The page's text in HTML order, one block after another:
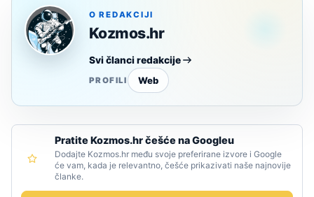
O REDAKCIJI
Kozmos.hr
Svi članci redakcije
PROFILI Web
Pratite Kozmos.hr češće na Googleu
Dodajte Kozmos.hr među svoje preferirane izvore i Google
će vam, kada je relevantno, češće prikazivati naše najnovije
članke.